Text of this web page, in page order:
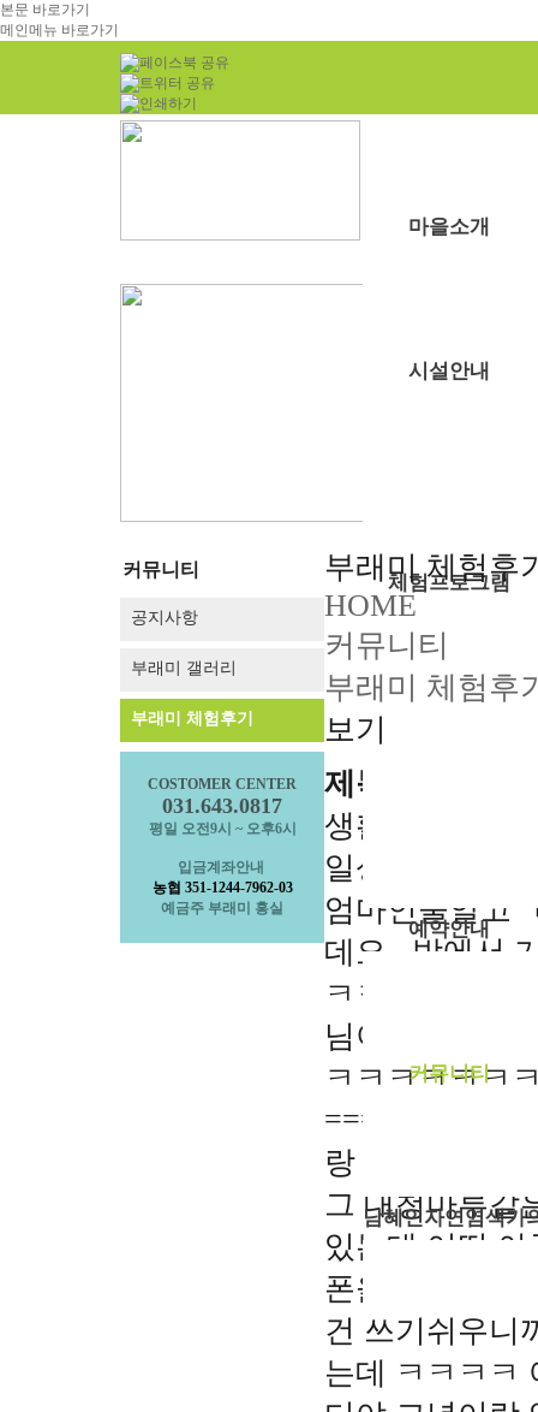
본문 바로가기
메인메뉴 바로가기
마을소개
시설안내
체험프로그램
체험프로그램
수확체험 프로그램
문화체험 프로그램
예약안내
커뮤니티
남혜인자연염색가
커뮤니티
공지사항
부래미 갤러리
부래미 체험후기
COSTOMER CENTER
031.643.0817
평일 오전9시 ~ 오후6시
입금계좌안내
농협 351-1244-7962-03
예금주 부래미 홍실
부래미 체험후
HOME
커뮤니티
부래미 체험후
보기
제목
생활속 웃긴글
일상생활 개그
엄마인줄알고
데요...밖에서
ㅋㅋㅋㅋㅋㅋ
님이 아침에
ㅋㅋㅋㅋㅋㅋ
랑 목욕탕갔는
그 대청마루같
있는데 어떤
폰을 주는거예
건 쓰기쉬우니
는데 ㅋㅋㅋㅋ